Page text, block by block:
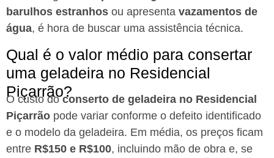
barulhos estranhos ou apresenta vazamentos de
água, é hora de buscar uma assistência técnica.
Qual é o valor médio para consertar
uma geladeira no Residencial
Piçarrão?
O custo doconserto de geladeira no Residencial
Piçarrão pode variar conforme o defeito identificado
e o modelo da geladeira. Em média, os preços ficam
entre R$150 e R$100, incluindo mão de obra e, se